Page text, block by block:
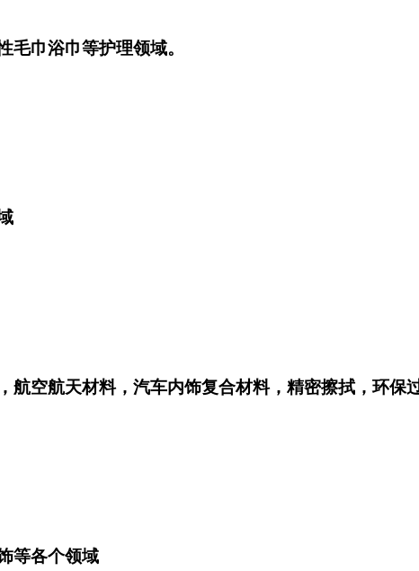
毛巾浴巾等护理领域。
空航天材料，汽车内饰复合材料，精密擦拭，环保
等各个领域